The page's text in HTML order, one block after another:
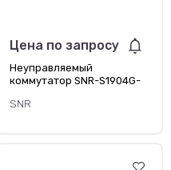
Цена по запросу
Неуправляемый
коммутатор SNR-S1904G-
SNR